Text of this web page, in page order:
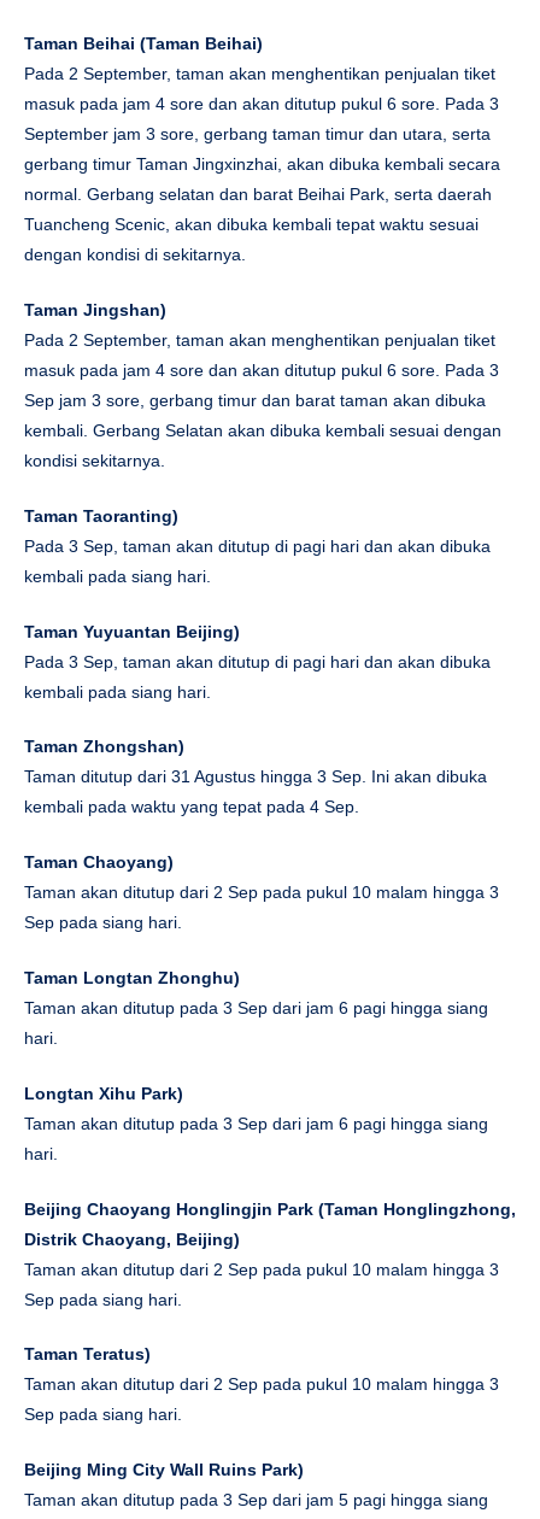
Taman Beihai (Taman Beihai)
Pada 2 September, taman akan menghentikan penjualan tiket
masuk pada jam 4 sore dan akan ditutup pukul 6 sore. Pada 3
September jam 3 sore, gerbang taman timur dan utara, serta
gerbang timur Taman Jingxinzhai, akan dibuka kembali secara
normal. Gerbang selatan dan barat Beihai Park, serta daerah
Tuancheng Scenic, akan dibuka kembali tepat waktu sesuai
dengan kondisi di sekitarnya.
Taman Jingshan)
Pada 2 September, taman akan menghentikan penjualan tiket
masuk pada jam 4 sore dan akan ditutup pukul 6 sore. Pada 3
Sep jam 3 sore, gerbang timur dan barat taman akan dibuka
kembali. Gerbang Selatan akan dibuka kembali sesuai dengan
kondisi sekitarnya.
Taman Taoranting)
Pada 3 Sep, taman akan ditutup di pagi hari dan akan dibuka
kembali pada siang hari.
Taman Yuyuantan Beijing)
Pada 3 Sep, taman akan ditutup di pagi hari dan akan dibuka
kembali pada siang hari.
Taman Zhongshan)
Taman ditutup dari 31 Agustus hingga 3 Sep. Ini akan dibuka
kembali pada waktu yang tepat pada 4 Sep.
Taman Chaoyang)
Taman akan ditutup dari 2 Sep pada pukul 10 malam hingga 3
Sep pada siang hari.
Taman Longtan Zhonghu)
Taman akan ditutup pada 3 Sep dari jam 6 pagi hingga siang
hari.
Longtan Xihu Park)
Taman akan ditutup pada 3 Sep dari jam 6 pagi hingga siang
hari.
Beijing Chaoyang Honglingjin Park (Taman Honglingzhong,
Distrik Chaoyang, Beijing)
Taman akan ditutup dari 2 Sep pada pukul 10 malam hingga 3
Sep pada siang hari.
Taman Teratus)
Taman akan ditutup dari 2 Sep pada pukul 10 malam hingga 3
Sep pada siang hari.
Beijing Ming City Wall Ruins Park)
Taman akan ditutup pada 3 Sep dari jam 5 pagi hingga siang